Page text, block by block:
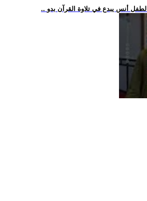
الطفل أنس يبدع في تلاوة القرآن بدو